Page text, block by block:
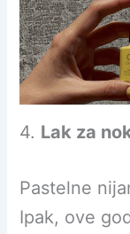
4. Lak za
Pastelne
Ipak, ove